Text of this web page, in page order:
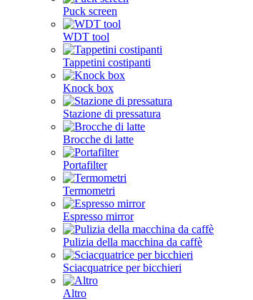
Puck screen
WDT tool
Tappetini costipanti
Knock box
Stazione di pressatura
Brocche di latte
Portafilter
Termometri
Espresso mirror
Pulizia della macchina da caffè
Sciacquatrice per bicchieri
Altro